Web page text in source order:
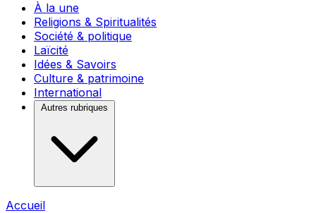
À la une
Religions & Spiritualités
Société & politique
Laïcité
Idées & Savoirs
Culture & patrimoine
International
Autres rubriques
Accueil